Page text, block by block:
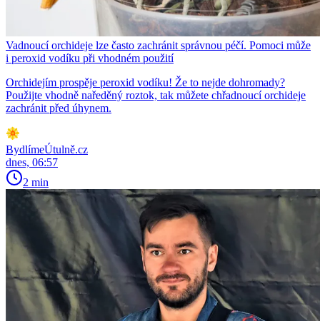
Vadnoucí orchideje lze často zachránit správnou péčí. Pomoci může
i peroxid vodíku při vhodném použití
Orchidejím prospěje peroxid vodíku! Že to nejde dohromady?
Použijte vhodně naředěný roztok, tak můžete chřadnoucí orchideje
zachránit před úhynem.
BydlímeÚtulně.cz
dnes, 06:57
2 min